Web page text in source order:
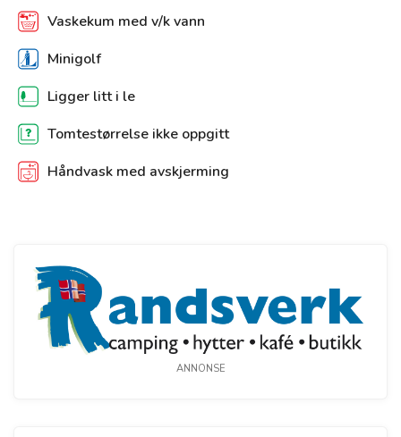
Vaskekum med v/k vann
Minigolf
Ligger litt i le
Tomtestørrelse ikke oppgitt
Håndvask med avskjerming
ANNONSE